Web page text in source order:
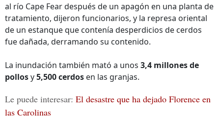
al río Cape Fear después de un apagón en una planta de
tratamiento, dijeron funcionarios, y la represa oriental
de un estanque que contenía desperdicios de cerdos
fue dañada, derramando su contenido.
La inundación también mató a unos 3,4 millones de
pollosy5,500 cerdos en las granjas.
Le puede interesar: El desastre que ha dejado Florence en
las Carolinas